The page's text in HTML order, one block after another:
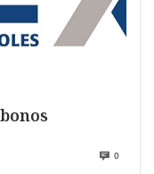
0